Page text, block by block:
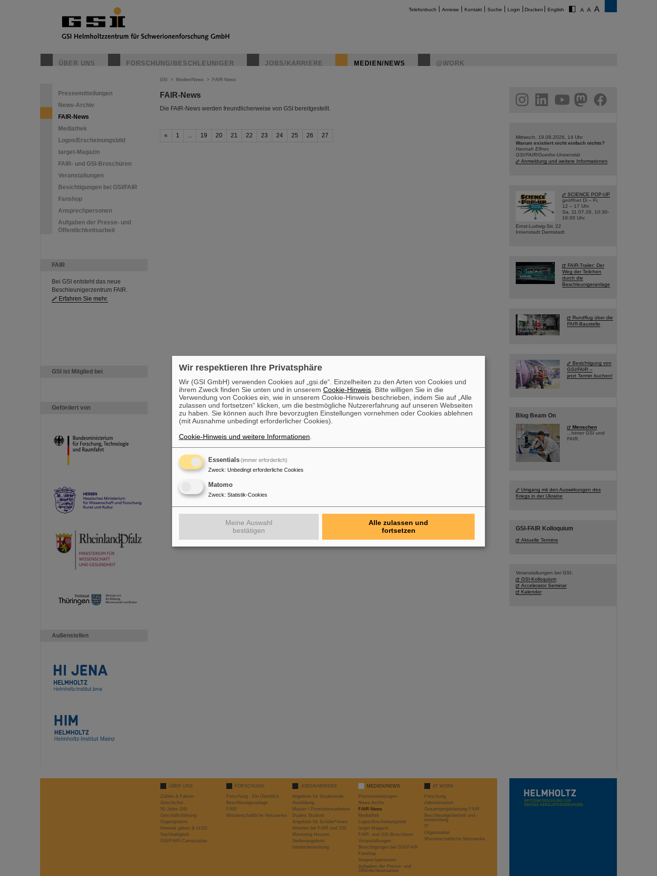
Telefonbuch Anreise Kontakt Suche Login Drucken English
ÜBER UNS FORSCHUNG/BESCHLEUNIGER JOBS/KARRIERE MEDIEN/NEWS @WORK
Pressemitteilungen
News-Archiv
FAIR-News
Mediathek
Logos/Erscheinungsbild
target-Magazin
FAIR- und GSI-Broschüren
Veranstaltungen
Besichtigungen bei GSI/FAIR
Fanshop
Ansprechpersonen
Aufgaben der Presse- und
Öffentlichkeitsarbeit
FAIR
Bei GSI entsteht das neue
Beschleunigerzentrum FAIR.
Erfahren Sie mehr.
GSI ist Mitglied bei
Gefördert von
Außenstellen
GSI > Medien/News > FAIR-News
FAIR-News
Die FAIR-News werden freundlicherweise von GSI bereitgestellt.
« 1 ... 19 20 21 22 23 24 25 26 27
facebook
Mittwoch, 19.08.2026, 14 Uhr
Warum existiert nicht einfach nichts?
Hannah Elfner,
GSI/FAIR/Goethe-Universität
Anmeldung und weitere Informationen
SCIENCE POP-UP
geöffnet Di – Fr,
12 – 17 Uhr
Sa, 11.07.26, 10:30-
16:00 Uhr
Ernst-Ludwig-Str. 22
Innenstadt Darmstadt
FAIR-Trailer: Der
Weg der Teilchen
durch die
Beschleunigeranlage
Rundflug über die
FAIR-Baustelle
Besichtigung von
GSI/FAIR –
jetzt Termin buchen!
Blog Beam On
Menschen
...hinter GSI und
FAIR.
Umgang mit den Auswirkungen des
Kriegs in der Ukraine
GSI-FAIR Kolloquium
Aktuelle Termine
Veranstaltungen bei GSI:
GSI-Kolloquium
Accelerator Seminar
Kalender
ÜBER UNS
Zahlen & Fakten
Geschichte
50 Jahre GSI
Geschäftsführung
Organigramm
Hinweis geben & LkSG
Nachhaltigkeit
GSI/FAIR-Campusplan
FORSCHUNG
Forschung - Ein Überblick
Beschleunigeranlage
FAIR
Wissenschaftliche Netzwerke
JOBS/KARRIERE
Angebote für Studierende
Ausbildung
Master / Promotionsarbeiten
Duales Studium
Angebote für Schüler*innen
Arbeiten bei FAIR und GSI
Mentoring Hessen
Stellenangebote
Initiativbewerbung
MEDIEN/NEWS
Pressemitteilungen
News-Archiv
FAIR-News
Mediathek
Logos/Erscheinungsbild
target-Magazin
FAIR- und GSI-Broschüren
Veranstaltungen
Besichtigungen bei GSI/FAIR
Fanshop
Ansprechpersonen
Aufgaben der Presse- und
Öffentlichkeitsarbeit
AT WORK
Forschung
Administration
Gesamtprojektleitung FAIR
Beschleunigerbetrieb und -
entwicklung
IT
Organisation
Wissenschaftliche Netzwerke
Wir respektieren Ihre Privatsphäre
Wir (GSI GmbH) verwenden Cookies auf „gsi.de“. Einzelheiten zu den Arten von Cookies und
ihrem Zweck finden Sie unten und in unserem Cookie-Hinweis . Bitte willigen Sie in die
Verwendung von Cookies ein, wie in unserem Cookie-Hinweis beschrieben, indem Sie auf „Alle
zulassen und fortsetzen“ klicken, um die bestmögliche Nutzererfahrung auf unseren Webseiten
zu haben. Sie können auch Ihre bevorzugten Einstellungen vornehmen oder Cookies ablehnen
(mit Ausnahme unbedingt erforderlicher Cookies).
Cookie-Hinweis und weitere Informationen
Essentials(immer erforderlich)
Zweck: Unbedingt erforderliche Cookies
Matomo
Zweck: Statistik-Cookies
Meine Auswahl
bestätigen
Alle zulassen und
fortsetzen